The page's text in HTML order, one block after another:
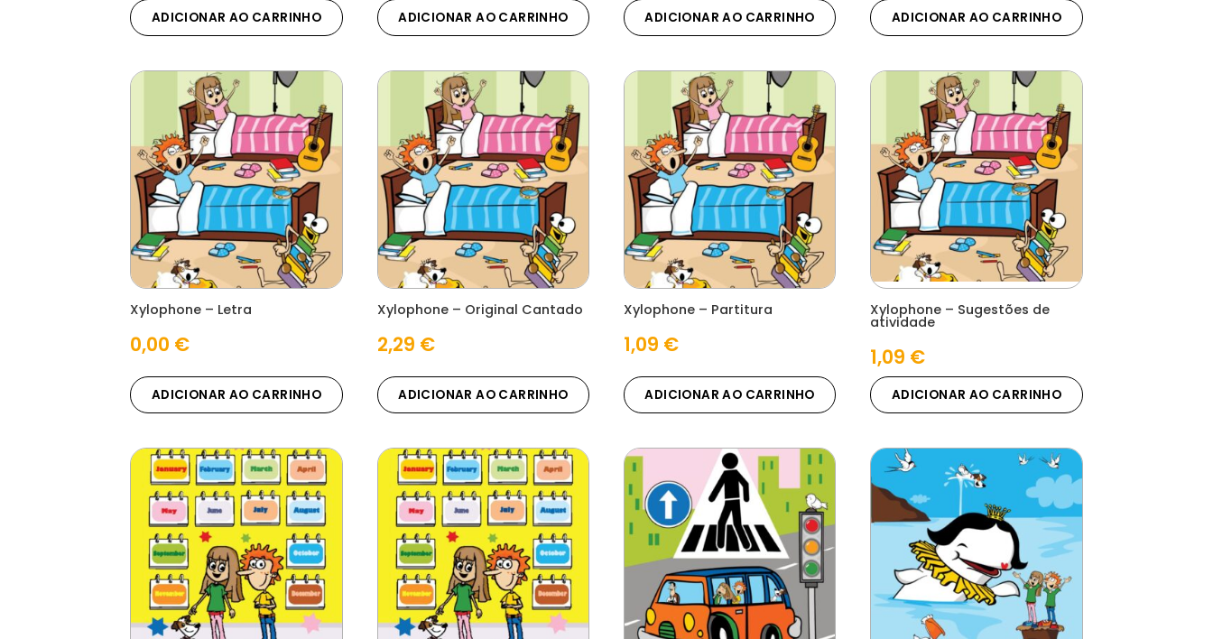
ADICIONAR AO CARRINHO ADICIONAR AO CARRINHO ADICIONAR AO CARRINHO ADICIONAR AO CARRINHO
Xylophone – Letra
0,00 €
ADICIONAR AO CARRINHO
Xylophone – Original Cantado
2,29 €
ADICIONAR AO CARRINHO
Xylophone – Partitura
1,09 €
ADICIONAR AO CARRINHO
Xylophone – Sugestões de
atividade
1,09 €
ADICIONAR AO CARRINHO